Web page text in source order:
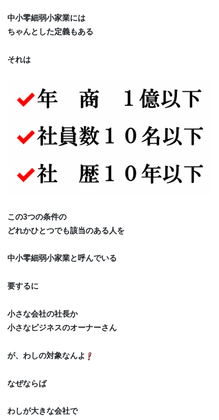
中小零細弱小家業には
ちゃんとした定義もある
それは
この3つの条件の
どれかひとつでも該当のある人を
中小零細弱小家業と呼んでいる
要するに
小さな会社の社長か
小さなビジネスのオーナーさん
が、わしの対象なんよ
なぜならば
わしが大きな会社で